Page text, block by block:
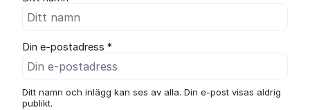
Din e-postadress *
Ditt namn och inlägg kan ses av alla. Din e-post visas aldrig
publikt.